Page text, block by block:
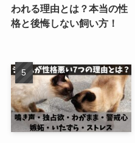
われる理由とは？本当の性
格と後悔しない飼い方！